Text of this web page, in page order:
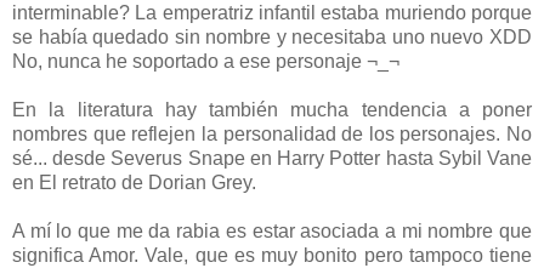
interminable? La emperatriz infantil estaba muriendo porque
se había quedado sin nombre y necesitaba uno nuevo XDD
No, nunca he soportado a ese personaje ¬_¬
En la literatura hay también mucha tendencia a poner
nombres que reflejen la personalidad de los personajes. No
sé... desde Severus Snape en Harry Potter hasta Sybil Vane
en El retrato de Dorian Grey.
A mí lo que me da rabia es estar asociada a mi nombre que
significa Amor. Vale, que es muy bonito pero tampoco tiene